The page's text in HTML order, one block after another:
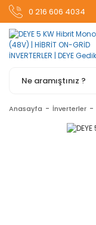
0 216 606 4034
Anasayfa İnverterler